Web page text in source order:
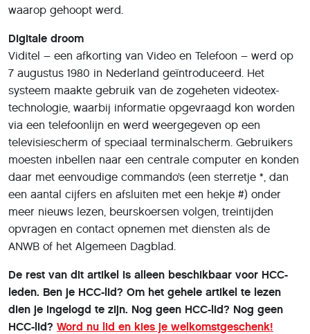
waarop gehoopt werd.
Digitale droom
Viditel – een afkorting van Video en Telefoon – werd op
7 augustus 1980 in Nederland geïntroduceerd. Het
systeem maakte gebruik van de zogeheten videotex-
technologie, waarbij informatie opgevraagd kon worden
via een telefoonlijn en werd weergegeven op een
televisiescherm of speciaal terminalscherm. Gebruikers
moesten inbellen naar een centrale computer en konden
daar met eenvoudige commando’s (een sterretje *, dan
een aantal cijfers en afsluiten met een hekje #) onder
meer nieuws lezen, beurskoersen volgen, treintijden
opvragen en contact opnemen met diensten als de
ANWB of het Algemeen Dagblad.
De rest van dit artikel is alleen beschikbaar voor HCC-
leden. Ben je HCC-lid? Om het gehele artikel te lezen
dien je ingelogd te zijn. Nog geen HCC-lid? Nog geen
HCC-lid? Word nu lid en kies je welkomstgeschenk!